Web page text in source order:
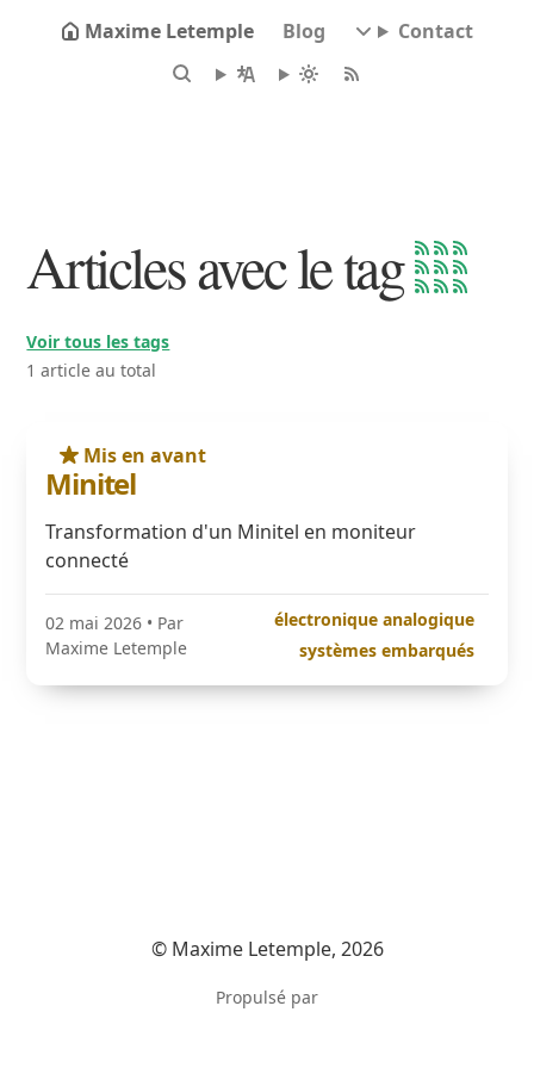
Maxime Letemple Blog Contact
Articles avec le tag
Voir tous les tags
1 article au total
Mis en avant
Minitel
Transformation d'un Minitel en moniteur
connecté
02 mai 2026 • Par
Maxime Letemple
électronique analogique
systèmes embarqués
© Maxime Letemple, 2026
Propulsé par